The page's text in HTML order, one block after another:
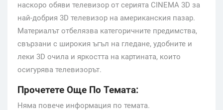
наскоро обяви телевизор от серията CINEMA 3D за
най-добрия 3D телевизор на американския пазар.
Материалът отбелязва категоричните предимства,
свързани с широкия ъгъл на гледане, удобните и
леки 3D очила и яркостта на картината, които
осигурява телевизорът.
Прочетете Още По Темата:
Няма повече информация по темата.